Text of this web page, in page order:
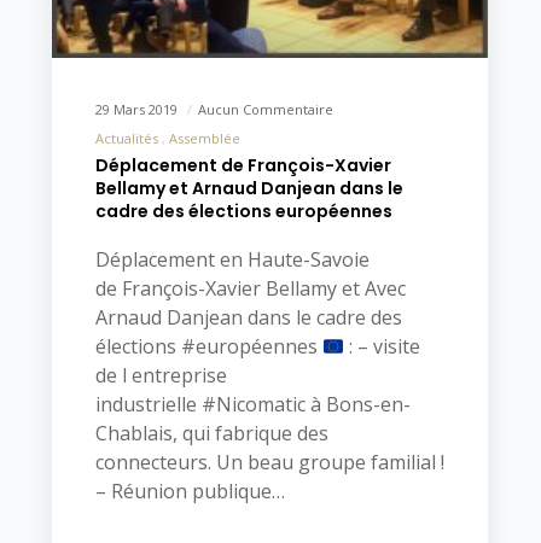
29 Mars 2019
Aucun Commentaire
Actualités
Assemblée
Déplacement de François-Xavier
Bellamy et Arnaud Danjean dans le
cadre des élections européennes
Déplacement en Haute-Savoie
de François-Xavier Bellamy et Avec
Arnaud Danjean dans le cadre des
élections #européennes
: – visite
de l entreprise
industrielle #Nicomatic à Bons-en-
Chablais, qui fabrique des
connecteurs. Un beau groupe familial !
– Réunion publique…